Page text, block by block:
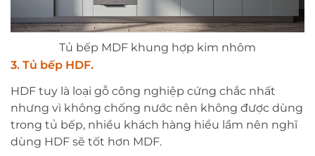
Tủ bếp MDF khung hợp kim nhôm
3. Tủ bếp HDF.
HDF tuy là loại gỗ công nghiệp cứng chắc nhất
nhưng vì không chống nước nên không được dùng
trong tủ bếp, nhiều khách hàng hiểu lầm nên nghĩ
dùng HDF sẽ tốt hơn MDF.